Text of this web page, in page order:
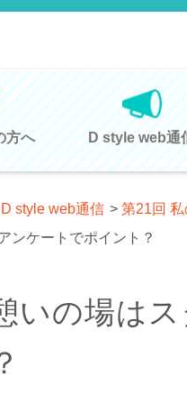
方へ D style web通
D style web通信 > 第21回
ンケートでポイント？
いの場は